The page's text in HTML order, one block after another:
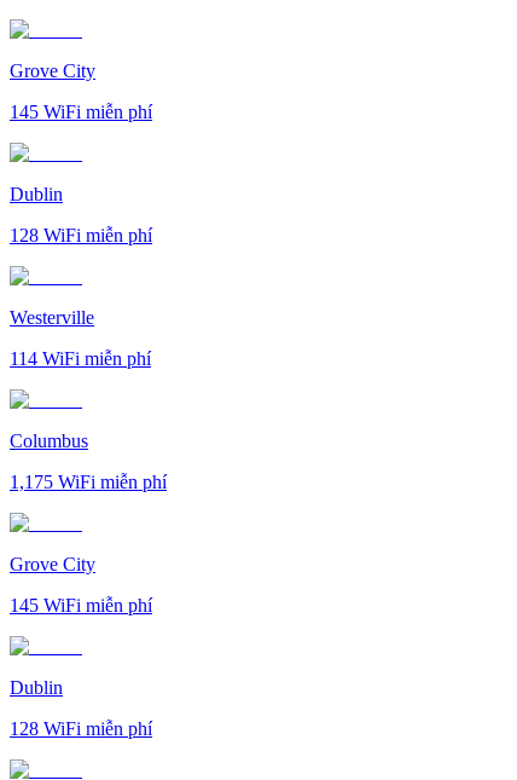
Grove City
145 WiFi miễn phí
Dublin
128 WiFi miễn phí
Westerville
114 WiFi miễn phí
Columbus
1,175 WiFi miễn phí
Grove City
145 WiFi miễn phí
Dublin
128 WiFi miễn phí